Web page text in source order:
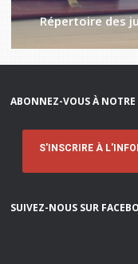
Répertoire des
ABONNEZ-VOUS À
S'INSCRIRE À
SUIVEZ-NOUS SUR